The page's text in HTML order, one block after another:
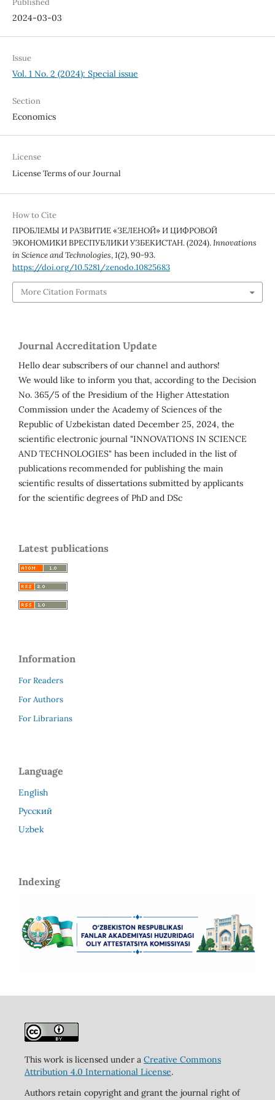
2024-03-03
Issue
Vol. 1 No. 2 (2024): Special issue
Section
Economics
License
License Terms of our Journal
How to Cite
ПРОБЛЕМЫ И РАЗВИТИЕ «ЗЕЛЕНОЙ» И ЦИФРОВОЙ
ЭКОНОМИКИ ВРЕСПУБЛИКИ УЗБЕКИСТАН. (2024).Innovations
in Science and Technologies,1(2), 90-93.
https://doi.org/10.5281/zenodo.10825683
More Citation Formats
Journal Accreditation Update
Hello dear subscribers of our channel and authors!
We would like to inform you that, according to the Decision
No. 365/5 of the Presidium of the Higher Attestation
Commission under the Academy of Sciences of the
Republic of Uzbekistan dated December 25, 2024, the
scientific electronic journal "INNOVATIONS IN SCIENCE
AND TECHNOLOGIES" has been included in the list of
publications recommended for publishing the main
scientific results of dissertations submitted by applicants
for the scientific degrees of PhD and DSc
Latest publications
Information
For Readers
For Authors
For Librarians
Language
English
Русский
Uzbek
Indexing
This work is licensed under a Creative Commons
Attribution 4.0 International License.
Authors retain copyright and grant the journal right of